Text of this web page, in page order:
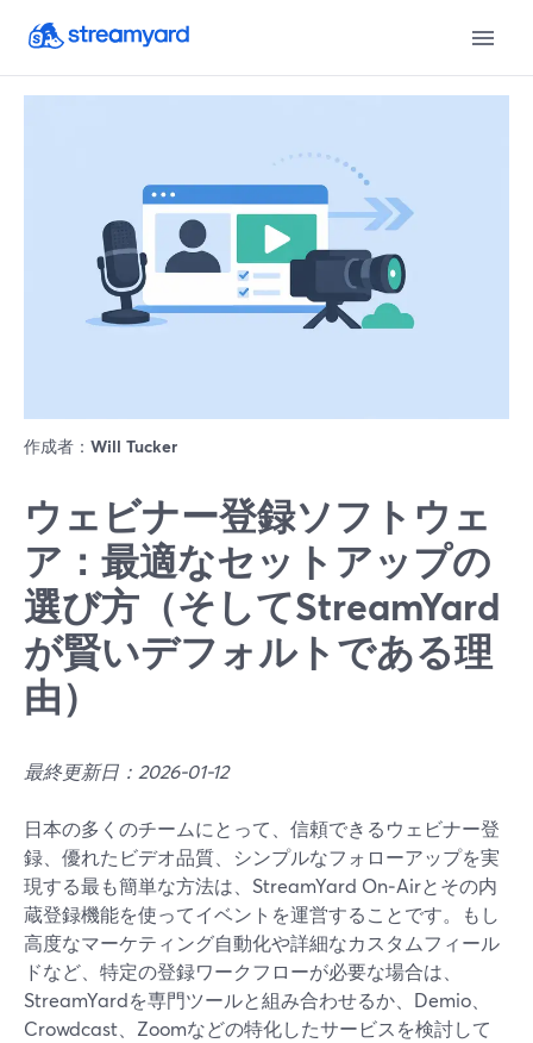
作成者： Will Tucker
ウェビナー登録ソフトウェ
ア：最適なセットアップの
選び方（そしてStreamYard
が賢いデフォルトである理
由）
最終更新日：2026-01-12
日本の多くのチームにとって、信頼できるウェビナー登
録、優れたビデオ品質、シンプルなフォローアップを実
現する最も簡単な方法は、StreamYard On‑Airとその内
蔵登録機能を使ってイベントを運営することです。もし
高度なマーケティング自動化や詳細なカスタムフィール
ドなど、特定の登録ワークフローが必要な場合は、
StreamYardを専門ツールと組み合わせるか、Demio、
Crowdcast、Zoomなどの特化したサービスを検討して